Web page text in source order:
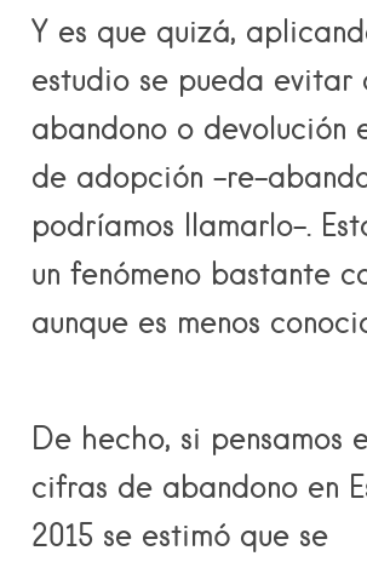
Y es que quizá,
estudio se pueda evitar
abandono o devolución
de adopción –re-
podríamos llamarlo-.
un fenómeno bastante
aunque es menos
De hecho, si pensamos
cifras de abandono en
2015 se estimó que se